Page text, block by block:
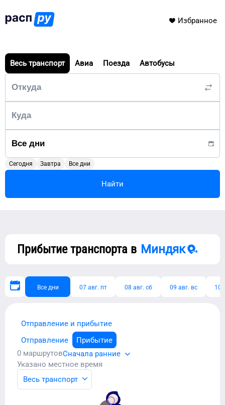
Избранное
Весь транспорт Авиа Поезда Автобусы
Сегодня Завтра Все дни
Найти
Прибытие транспорта в Миндяк
Все дни 07 авг. пт 08 авг. сб 09 авг. вс 10
Отправление и прибытие
Отправление
Прибытие
0 маршрутовСначала ранние
Указано местное время
Весь транспорт